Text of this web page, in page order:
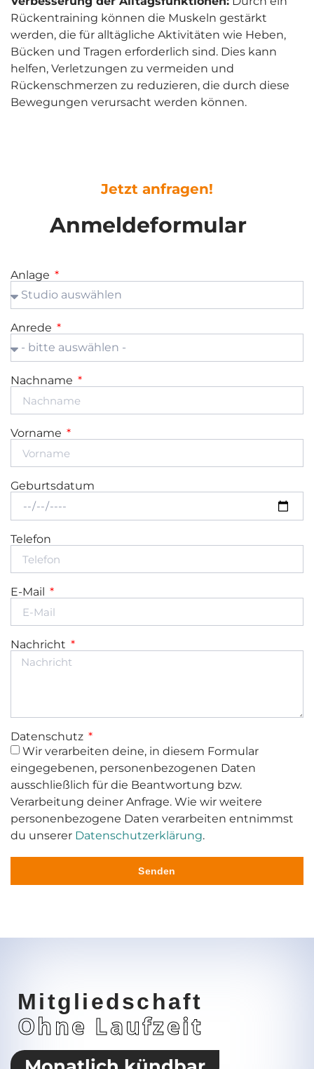
Rückentraining können die Muskeln gestärkt
werden, die für alltägliche Aktivitäten wie Heben,
Bücken und Tragen erforderlich sind. Dies kann
helfen, Verletzungen zu vermeiden und
Rückenschmerzen zu reduzieren, die durch diese
Bewegungen verursacht werden können.
Jetzt anfragen!
Anmeldeformular
Anlage
Anrede
Nachname
Vorname
Geburtsdatum
Telefon
E-Mail
Nachricht
Datenschutz
Wir verarbeiten deine, in diesem Formular
eingegebenen, personenbezogenen Daten
ausschließlich für die Beantwortung bzw.
Verarbeitung deiner Anfrage. Wie wir weitere
personenbezogene Daten verarbeiten entnimmst
du unserer Datenschutzerklärung.
Senden
Mitgliedschaft
Ohne Laufzeit